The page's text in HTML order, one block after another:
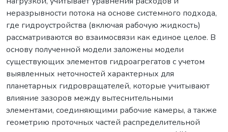
неразрывности потока на основе системного подхода,
где гидроустройства (включая рабочую жидкость)
рассматриваются во взаимосвязи как единое целое. В
основу полученной модели заложены модели
существующих элементов гидроагрегатов с учетом
выявленных неточностей характерных для
планетарных гидровращателей, которые учитывают
влияние зазоров между вытеснительными
элементами, соединяющими рабочие камеры, а также
геометрию проточных частей распределительной